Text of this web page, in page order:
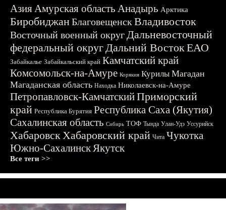
АзияАмурская область Анадырь Арктика
БиробиджанБлаговещенскВладивосток
Восточный военный округДальневосточный
федеральный округДальний ВостокЕАО
Забайкалье Забайкальский край Камчатский край
Комсомольск-на-Амуре Корякия Курилы Магадан
Магаданская область Находка Николаевск-на-Амуре
Петропавловск-КамчатскийПриморский
край Республика Бурятия Республика Саха (Якутия)
Сахалинская область Сибирь ТОФ Тында Улан-Удэ Уссурийск
ХабаровскХабаровский край Чита Чукотка
Южно-СахалинскЯкутск
Все теги >>